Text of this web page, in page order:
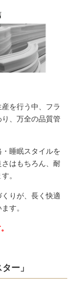
を行う中、フラ
、万全の品質管
睡眠スタイルを
はもちろん、耐
。
りが、長く快適
す。
ー」